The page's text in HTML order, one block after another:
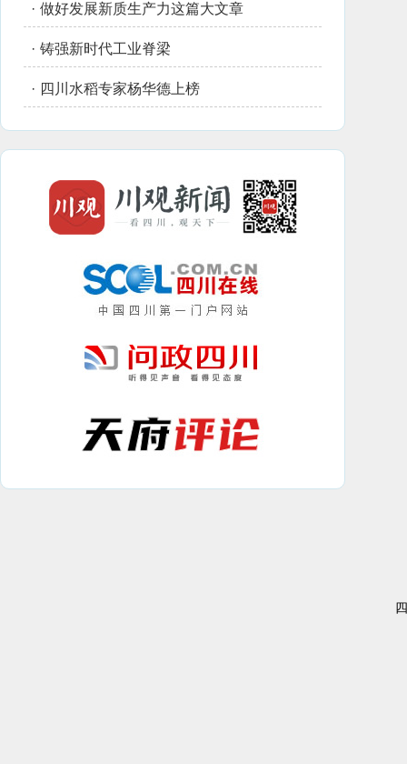
· 做好发展新质生产力这篇大文章
· 铸强新时代工业脊梁
· 四川水稻专家杨华德上榜